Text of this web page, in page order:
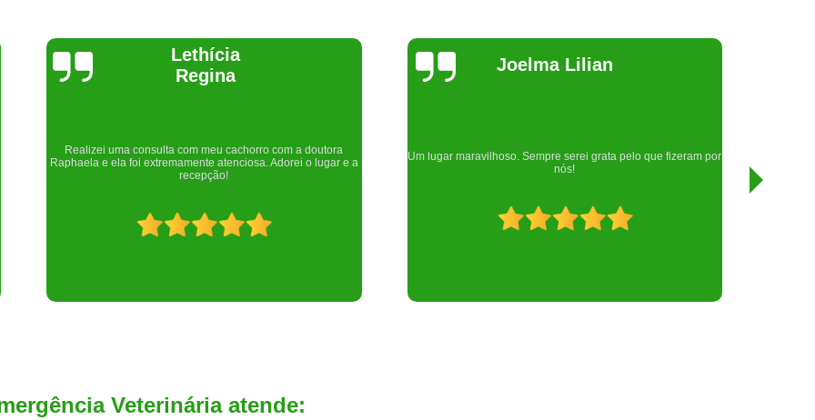
a doutora
o lugar e a
Joelma Lilian
Um lugar maravilhoso. Sempre serei grata pelo que fizeram por
nós!
Nota mil para esta clínica, que cuidou da minha filha Gamora
🐱, atendimento top, desde a recepção que são muito
Veterinária atende: